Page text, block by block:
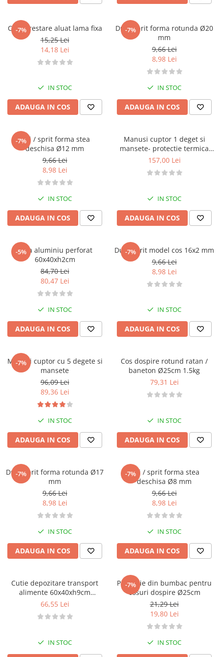
Dispozitive Cofetarie,
Mixere planetare
Aparate copt tarte
Aparate si Matrite/Chitare
Caramelizator
Palnie/Utilaje Dozare
Pulverizatoare
Utilaje pentru Intins Aluat/fondant
Matrice Patiserie
Forme Briose
Forme Metal
Forme Silicon
Ustensile Decorare
Accesorii Posuri
Duiuri, Sprituri Decorare
Posuri Decorare
Ustensile, Accesorii Cofetarie,
Patiserie
Site, Gratare,Blaturi taiere
Termometru
Cani, Flacoane, Boluri, Vase
Cutite, Raschete
Diverse Ustensile de Lucru
Merdenele, Role, Decupatoare
-7%
Cutit crestare aluat lama fixa
15,25 Lei
14,18 Lei
IN STOC
ADAUGA IN COS
-7%
Dui / sprit forma rotunda Ø20
mm
9,66 Lei
8,98 Lei
IN STOC
ADAUGA IN COS
-7%
Dui / sprit forma stea
deschisa Ø12 mm
9,66 Lei
8,98 Lei
IN STOC
ADAUGA IN COS
Manusi cuptor 1 deget si
mansete- protectie termica
profesionala
157,00 Lei
IN STOC
ADAUGA IN COS
-5%
Tava aluminiu perforat
60x40xh2cm
84,70 Lei
80,47 Lei
IN STOC
ADAUGA IN COS
-7%
Dui / sprit model cos 16x2 mm
9,66 Lei
8,98 Lei
IN STOC
ADAUGA IN COS
-7%
Manusi cuptor cu 5 degete si
mansete
96,09 Lei
89,36 Lei
IN STOC
ADAUGA IN COS
Cos dospire rotund ratan /
baneton Ø25cm 1.5kg
79,31 Lei
IN STOC
ADAUGA IN COS
-7%
Dui / sprit forma rotunda Ø17
mm
9,66 Lei
8,98 Lei
IN STOC
ADAUGA IN COS
-7%
Dui / sprit forma stea
deschisa Ø8 mm
9,66 Lei
8,98 Lei
IN STOC
ADAUGA IN COS
Cutie depozitare transport
alimente 60x40xh9cm
capacitate 15 L
66,55 Lei
IN STOC
-7%
Protectie din bumbac pentru
cosuri dospire Ø25cm
21,29 Lei
19,80 Lei
IN STOC